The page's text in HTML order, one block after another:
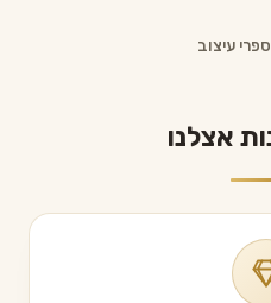
ספרי עיצוב
אצלנו